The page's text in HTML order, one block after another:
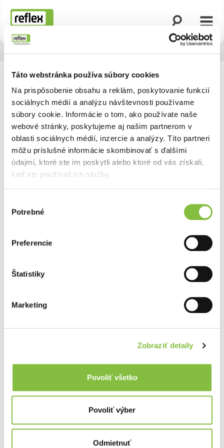
Táto webstránka používa súbory cookies
Na prispôsobenie obsahu a reklám, poskytovanie funkcií
sociálnych médií a analýzu návštevnosti používame
súbory cookie. Informácie o tom, ako používate naše
webové stránky, poskytujeme aj našim partnerom v
oblasti sociálnych médií, inzercie a analýzy. Títo partneri
môžu príslušné informácie skombinovať s ďalšími
údajmi, ktoré ste im poskytli alebo ktoré od vás získali,
keď ste používali ich služby.
súhlasu
Potrebné
Preferencie
Štatistiky
Marketing
Zobraziť detaily
Povoliť všetko
Povoliť výber
Odmietnuť
Domovská stránka
Otvoriť